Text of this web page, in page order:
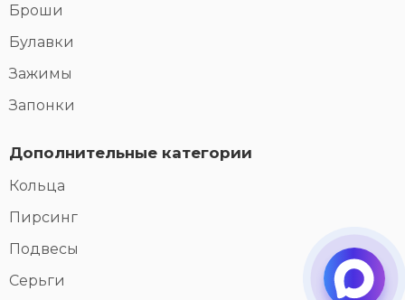
Броши
Булавки
Зажимы
Запонки
Дополнительные категории
Кольца
Пирсинг
Подвесы
Серьги